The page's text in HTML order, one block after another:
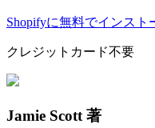
Shopifyに無料でインスト
クレジットカード不要
Jamie Scott 著